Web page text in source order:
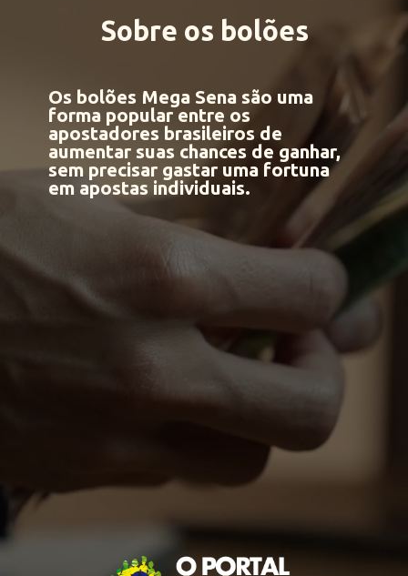
Sobre os bolões
Os bolões Mega Sena são uma
forma popular entre os
apostadores brasileiros de
aumentar suas chances de ganhar,
sem precisar gastar uma fortuna
em apostas individuais.